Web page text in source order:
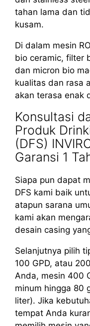
tahan lama dan
kusam.
Di dalam mesin
bio ceramic, filter
dan micron bio
kualitas dan rasa
akan terasa enak
Konsultasi
Produk
(DFS)
Garansi 1
Siapa pun dapat
DFS kami baik
atapun sarana
kami akan
desain casing
Selanjutnya pilih
100 GPD, atau
Anda, mesin 400
minum hingga 80
liter). Jika
tempat Anda